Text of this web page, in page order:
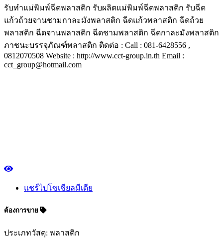
รับทำแม่พิมพ์ฉีดพลาสติก รับผลิตแม่พิมพ์ฉีดพลาสติก รับฉีด
แก้วถ้วยจานชามกาละมังพลาสติก ฉีดแก้วพลาสติก ฉีดถ้วย
พลาสติก ฉีดจานพลาสติก ฉีดชามพลาสติก ฉีดกาละมังพลาสติก
ภาชนะบรรจุภัณฑ์พลาสติก ติดต่อ : Call : 081-6428556 ,
0812070508 Website : http://www.cct-group.in.th Email :
cct_group@hotmail.com
แชร์ไปโซเชียลมีเดีย
ต้องการขาย
ประเภทวัสดุ: พลาสติก